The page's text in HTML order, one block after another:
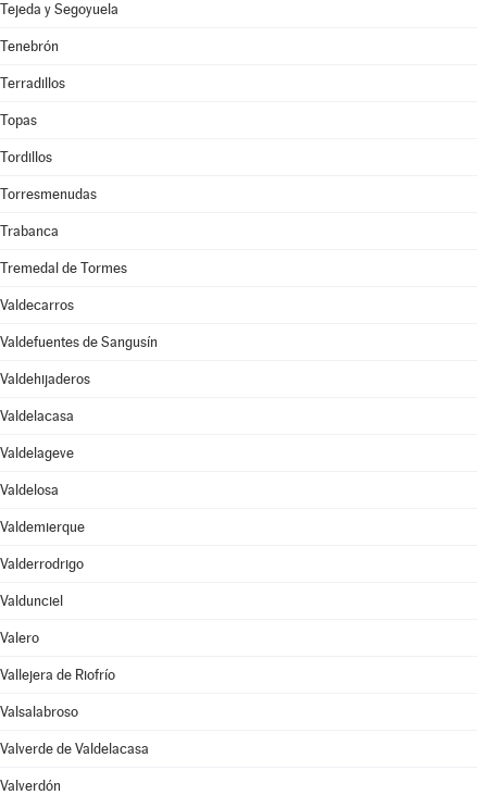
Tejeda y Segoyuela
Tenebrón
Terradillos
Topas
Tordillos
Torresmenudas
Trabanca
Tremedal de Tormes
Valdecarros
Valdefuentes de Sangusín
Valdehijaderos
Valdelacasa
Valdelageve
Valdelosa
Valdemierque
Valderrodrigo
Valdunciel
Valero
Vallejera de Riofrío
Valsalabroso
Valverde de Valdelacasa
Valverdón